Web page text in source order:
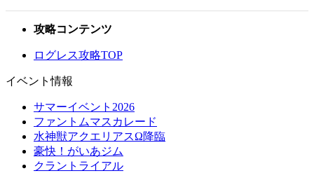
攻略コンテンツ
ログレス攻略TOP
イベント情報
サマーイベント2026
ファントムマスカレード
水神獣アクエリアスΩ降臨
豪快！がいあジム
クラントライアル